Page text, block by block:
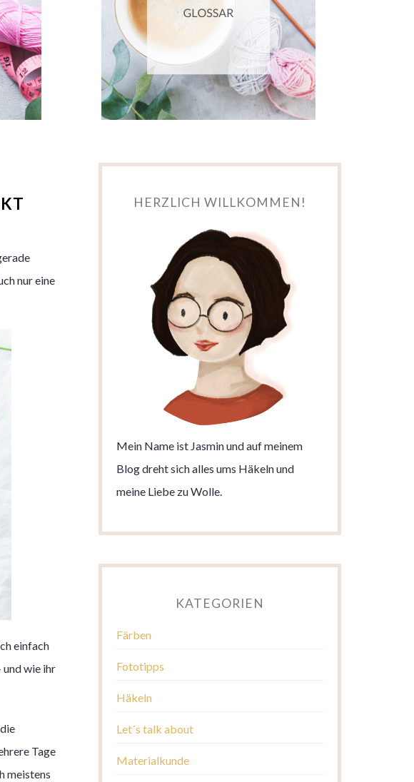
nur eine
einfach
wie ihr
Tage
meistens
HERZLICH WILLKOMMEN!
Mein Name ist Jasmin und auf meinem
Blog dreht sich alles ums Häkeln und
meine Liebe zu Wolle.
KATEGORIEN
Färben
Fototipps
Häkeln
Let´s talk about
Materialkunde